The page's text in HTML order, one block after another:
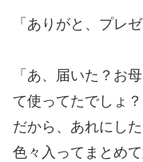
「ありがと、プレ
「あ、届いた？お
て使ってたでしょ？
だから、あれにした
色々入ってまとめ